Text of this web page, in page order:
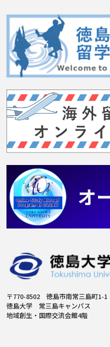
〒770-8502 徳島市南常三島町1-1
徳島大学 常三島キャンパス
地域創生・国際交流会館4階